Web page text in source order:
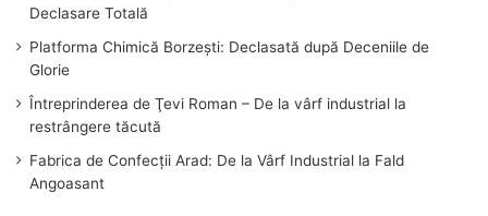
Declasare Totală
Platforma Chimică Borzești: Declasată după Deceniile de
Glorie
Întreprinderea de Ţevi Roman – De la vârf industrial la
restrângere tăcută
Fabrica de Confecții Arad: De la Vârf Industrial la Fald
Angoasant